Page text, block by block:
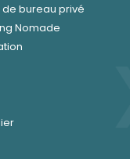
de bureau privé
Nomade